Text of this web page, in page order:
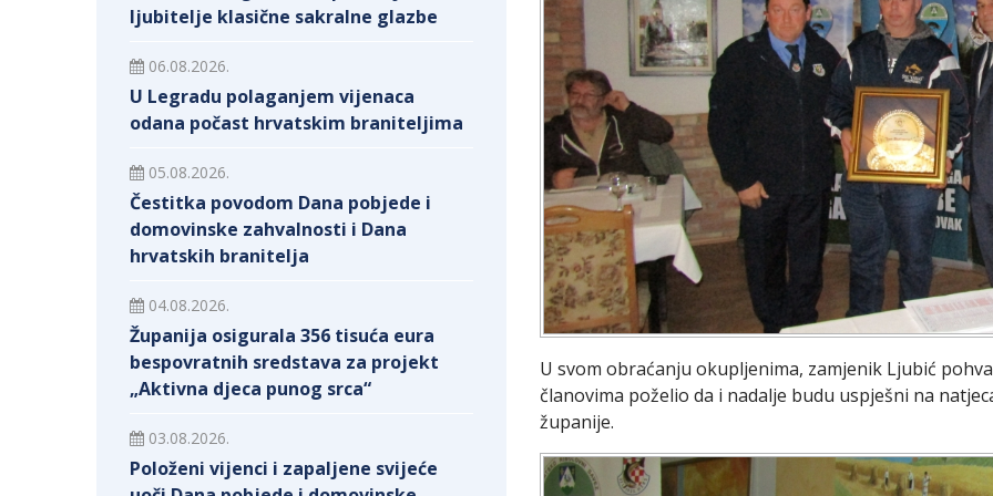
ljubitelje klasične sakralne glazbe
06.08.2026.
U Legradu polaganjem vijenaca
odana počast hrvatskim braniteljima
05.08.2026.
Čestitka povodom Dana pobjede i
domovinske zahvalnosti i Dana
hrvatskih branitelja
04.08.2026.
Županija osigurala 356 tisuća eura
bespovratnih sredstava za projekt
„Aktivna djeca punog srca“
03.08.2026.
Položeni vijenci i zapaljene svijeće
U svom obraćanju okupljenima, zamjenik Ljubić
članovima poželio da i nadalje budu uspješni na
županije.